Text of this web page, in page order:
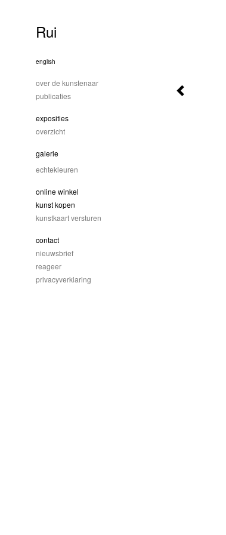
Rui
english
over de kunstenaar
publicaties
exposities
overzicht
galerie
echtekleuren
online winkel
kunst kopen
kunstkaart versturen
contact
nieuwsbrief
reageer
privacyverklaring